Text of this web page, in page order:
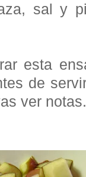
sal y
esta
de
ver notas.